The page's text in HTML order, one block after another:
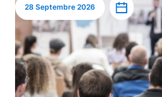
28 Septembre 2026